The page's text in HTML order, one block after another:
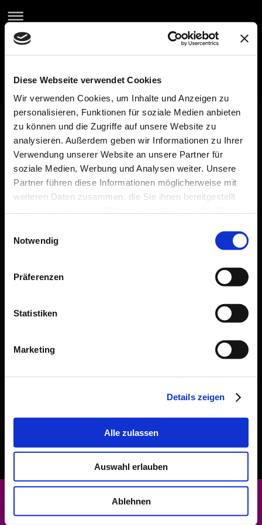
Diese Webseite verwendet Cookies
Wir verwenden Cookies, um Inhalte und Anzeigen zu
personalisieren, Funktionen für soziale Medien anbieten
zu können und die Zugriffe auf unsere Website zu
analysieren. Außerdem geben wir Informationen zu Ihrer
Verwendung unserer Website an unsere Partner für
soziale Medien, Werbung und Analysen weiter. Unsere
Partner führen diese Informationen möglicherweise mit
weiteren Daten zusammen, die Sie ihnen bereitgestellt
Notwendig
Präferenzen
Statistiken
Marketing
Details zeigen
Alle zulassen
Auswahl erlauben
Ablehnen
Die Bar59
Sitemap
©Bar59
Webansicht